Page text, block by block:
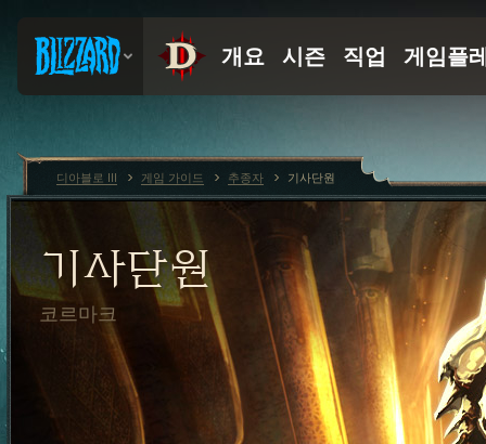
기사단원
코르마크
디아블로 III 게임 가이드 추종자 기사단원